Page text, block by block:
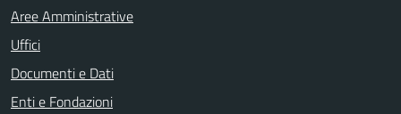
Aree Amministrative
Uffici
Documenti e Dati
Enti e Fondazioni